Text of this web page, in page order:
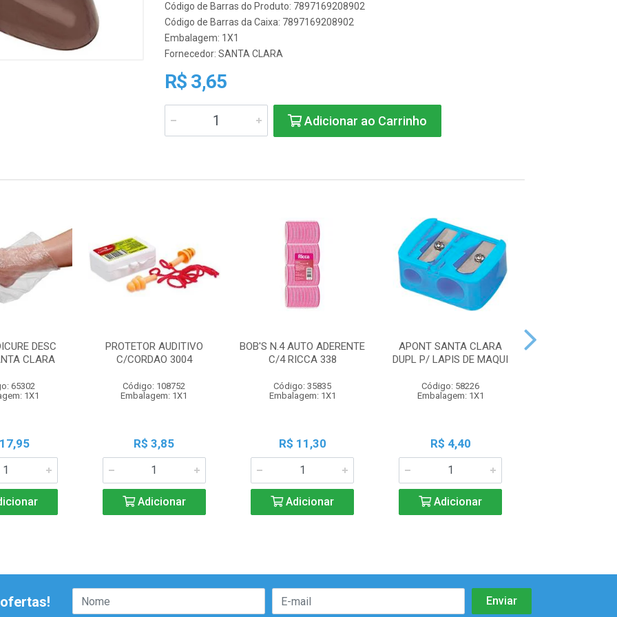
Código de Barras do Produto: 7897169208902
Código de Barras da Caixa: 7897169208902
Embalagem: 1X1
Fornecedor: SANTA CLARA
R$ 3,65
Adicionar ao Carrinho
DESC
CLARA
65302
1X1
PROTETOR AUDITIVO
C/CORDAO 3004
Código: 108752
Embalagem: 1X1
R$ 3,85
Adicionar
BOB'S N.4 AUTO ADERENTE
C/4 RICCA 338
Código: 35835
Embalagem: 1X1
R$ 11,30
Adicionar
APONT SANTA CLARA
DUPL P/ LAPIS DE MAQUI
Código: 58226
Embalagem: 1X1
R$ 4,40
Adicionar